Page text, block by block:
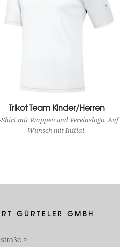
View Product
Trikot Team Kinder/Herren
Shirt mit Wappen und Vereinslogo. Auf
Wunsch mit Initial.
GÜRTELER GMBH
2